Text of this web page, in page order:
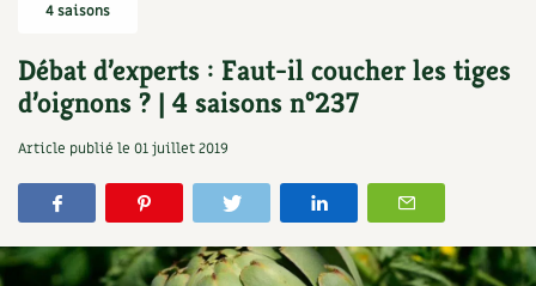
Techniques de jardinage
Verger, arbres
Petit élevage
Aménagement jardin
Se réabonner
Offrir un abonnement
Les numéros
4 saisons
Graines, semences
Potagères
Aromatiques
Florales
Cartes cadeau
Centre Terre vivante
Découvrir le Centre
Visiter en famille, entre amis
Infos & conseils
Jardin bio
Parole libre
4 saisons
Débat d’experts : Faut-il coucher les tiges
d’oignons ? | 4 saisons n°237
Article publié le 01 juillet 2019
antisèches de Terre vivante : Les
qui soignent
€ + AJOUTER